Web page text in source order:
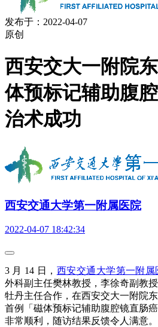
发布于：2022-04-07
原创
西安交大一附院
体预标记辅助腹
治术成功
西安交通大学第一附属医院
2022-04-07 18:42:34
3 月 14 日， 西安交通大学第一附属
外科副主任樊林教授，李徐奇副教
牡丹主任合作，在西安交大一附院
首例「磁体预标记辅助腹腔镜直肠
非常顺利，随访结果反馈令人满意。